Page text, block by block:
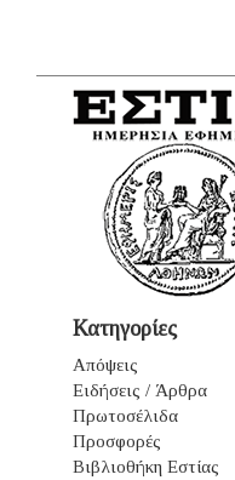
Κατηγορίες
Απόψεις
Ειδήσεις / Άρθρα
Πρωτοσέλιδα
Προσφορές
Βιβλιοθήκη Εστίας